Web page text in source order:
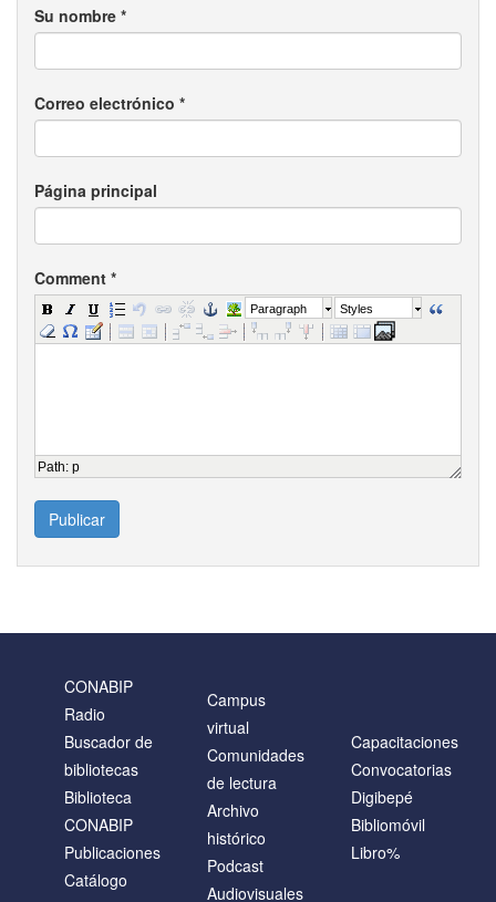
Su nombre *
Correo electrónico *
Página principal
Comment *
Paragraph Styles
Path: p
Publicar
CONABIP
Radio
Buscador de
bibliotecas
Biblioteca
CONABIP
Publicaciones
Catálogo
Campus
virtual
Comunidades
de lectura
Archivo
histórico
Podcast
Audiovisuales
Capacitaciones
Convocatorias
Digibepé
Bibliomóvil
Libro%